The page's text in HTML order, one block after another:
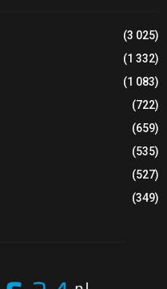
(3 025)
(1 332)
(1 083)
(722)
(659)
(535)
(527)
(349)